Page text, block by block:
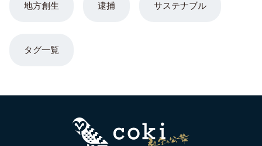
地方創生 逮捕 サステナブル
タグ一覧